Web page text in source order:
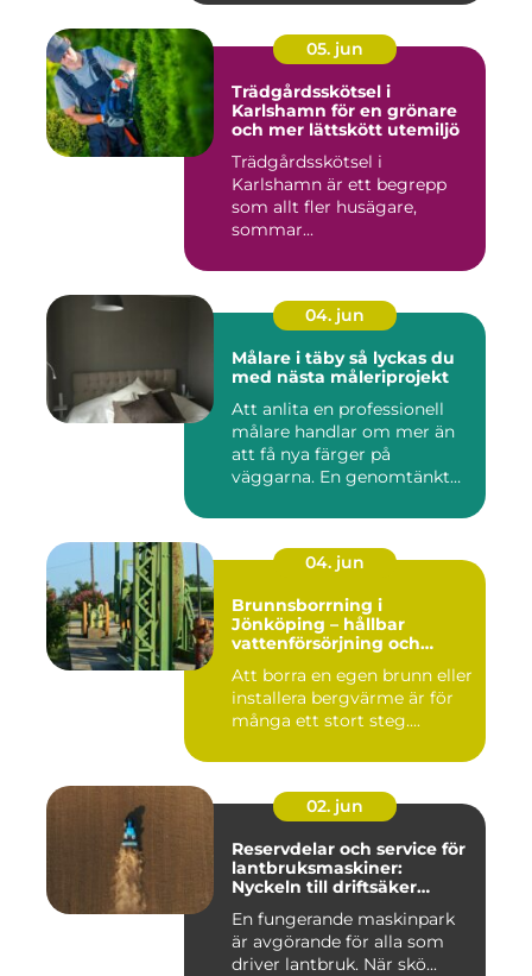
05. jun
Trädgårdsskötsel i
Karlshamn för en grönare
och mer lättskött utemiljö
Trädgårdsskötsel i
Karlshamn är ett begrepp
som allt fler husägare,
sommar...
04. jun
Målare i täby så lyckas du
med nästa måleriprojekt
Att anlita en professionell
målare handlar om mer än
att få nya färger på
väggarna. En genomtänkt
04. jun
Brunnsborrning i
Jönköping – hållbar
vattenförsörjning och
Att borra en egen brunn eller
installera bergvärme är för
många ett stort steg....
02. jun
Reservdelar och service för
lantbruksmaskiner:
Nyckeln till driftsäker
En fungerande maskinpark
är avgörande för alla som
driver lantbruk. När skö...